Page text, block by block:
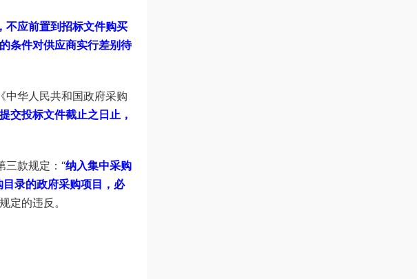
不应前置到招标文件购买
条件对供应商实行差别待
中华人民共和国政府采购
交投标文件截止之日止，
三款规定：“纳入集中采购
录的政府采购项目，必
定的违反。